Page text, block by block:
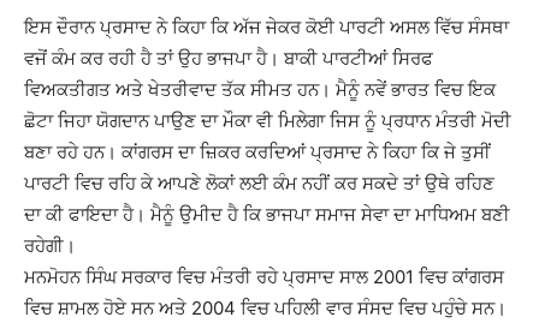
ਇਸ ਦੌਰਾਨ ਪ੍ਰਸਾਦ ਨੇ ਕਿਹਾ ਕਿ ਅੱਜ ਜੇਕਰ ਕੋਈ ਪਾਰਟੀ ਅਸਲ ਵਿੱਚ ਸੰਸਥਾ
ਵਜੋਂ ਕੰਮ ਕਰ ਰਹੀ ਹੈ ਤਾਂ ਉਹ ਭਾਜਪਾ ਹੈ। ਬਾਕੀ ਪਾਰਟੀਆਂ ਸਿਰਫ
ਵਿਅਕਤੀਗਤ ਅਤੇ ਖੇਤਰੀਵਾਦ ਤੱਕ ਸੀਮਤ ਹਨ। ਮੈਨੂੰ ਨਵੇਂ ਭਾਰਤ ਵਿਚ ਇਕ
ਛੋਟਾ ਜਿਹਾ ਯੋਗਦਾਨ ਪਾਉਣ ਦਾ ਮੌਕਾ ਵੀ ਮਿਲੇਗਾ ਜਿਸ ਨੂੰ ਪ੍ਰਧਾਨ ਮੰਤਰੀ ਮੋਦੀ
ਬਣਾ ਰਹੇ ਹਨ। ਕਾਂਗਰਸ ਦਾ ਜ਼ਿਕਰ ਕਰਦਿਆਂ ਪ੍ਰਸਾਦ ਨੇ ਕਿਹਾ ਕਿ ਜੇ ਤੁਸੀਂ
ਪਾਰਟੀ ਵਿਚ ਰਹਿ ਕੇ ਆਪਣੇ ਲੋਕਾਂ ਲਈ ਕੰਮ ਨਹੀਂ ਕਰ ਸਕਦੇ ਤਾਂ ਉਥੇ ਰਹਿਣ
ਦਾ ਕੀ ਫਾਇਦਾ ਹੈ। ਮੈਨੂੰ ਉਮੀਦ ਹੈ ਕਿ ਭਾਜਪਾ ਸਮਾਜ ਸੇਵਾ ਦਾ ਮਾਧਿਅਮ ਬਣੀ
ਰਹੇਗੀ।
ਮਨਮੋਹਨ ਸਿੰਘ ਸਰਕਾਰ ਵਿਚ ਮੰਤਰੀ ਰਹੇ ਪ੍ਰਸਾਦ ਸਾਲ 2001 ਵਿਚ ਕਾਂਗਰਸ
ਵਿਚ ਸ਼ਾਮਲ ਹੋਏ ਸਨ ਅਤੇ 2004 ਵਿਚ ਪਹਿਲੀ ਵਾਰ ਸੰਸਦ ਵਿਚ ਪਹੁੰਚੇ ਸਨ।